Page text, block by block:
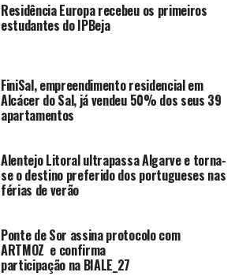
Residência Europa recebeu os primeiros
estudantes do IPBeja
FiniSal, empreendimento residencial em
Alcácer do Sal, já vendeu 50% dos seus 39
apartamentos
Alentejo Litoral ultrapassa Algarve e torna-
se o destino preferido dos portugueses nas
férias de verão
Ponte de Sor assina protocolo com
ARTMOZ e confirma
participação na BIALE_27